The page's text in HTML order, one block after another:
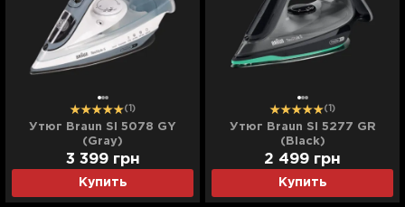
(1)
Утюг Braun SI 5078 GY
(Gray)
Купить
3 399 грн
(1)
Утюг Braun SI 5277 GR
(Black)
Купить
2 499 грн